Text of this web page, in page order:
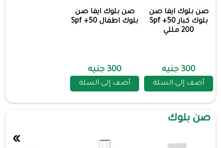
صن بلوك ايفا صن
بلوك كبار 50+ Spf
200 مللي
300 جنيه
أضف إلى السلة
صن بلوك ايفا صن
بلوك اطفال Spf +50
300 جنيه
أضف إلى السلة
صن بلوك
»